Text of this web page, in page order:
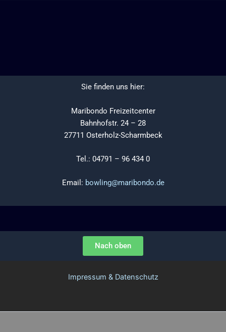
Sie finden uns hier:
Maribondo Freizeitcenter
Bahnhofstr. 24 – 28
27711 Osterholz-Scharmbeck
Tel.: 04791 – 96 434 0
Email: bowling@maribondo.de
Nach oben
Impressum & Datenschutz